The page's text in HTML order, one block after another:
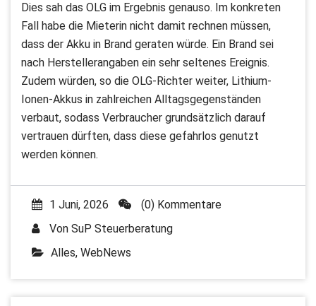
Dies sah das OLG im Ergebnis genauso. Im konkreten
Fall habe die Mieterin nicht damit rechnen müssen,
dass der Akku in Brand geraten würde. Ein Brand sei
nach Herstellerangaben ein sehr seltenes Ereignis.
Zudem würden, so die OLG-Richter weiter, Lithium-
Ionen-Akkus in zahlreichen Alltagsgegenständen
verbaut, sodass Verbraucher grundsätzlich darauf
vertrauen dürften, dass diese gefahrlos genutzt
werden können.
1 Juni, 2026
(0) Kommentare
Von SuP Steuerberatung
Alles, WebNews